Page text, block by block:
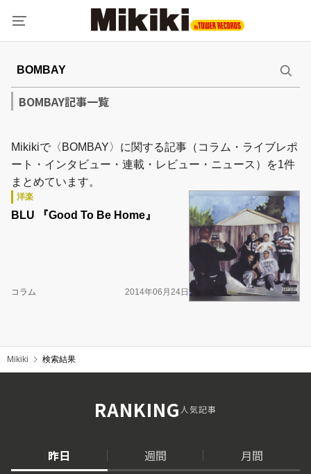
BOMBAY記事一覧
Mikikiで〈BOMBAY〉に関する記事（コラム・ライブレポ
ート・インタビュー・連載・レビュー・ニュース）を1件
まとめています。
洋楽
BLU 『Good To Be Home』
コラム 2014年06月24日
Mikiki 検索結果
RANKING人気記事
昨日 週間 月間